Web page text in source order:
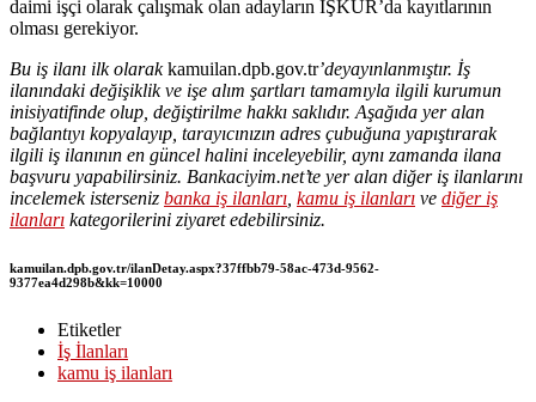
daimi işçi olarak çalışmak olan adayların İŞKUR’da kayıtlarının
olması gerekiyor.
Bu iş ilanı ilk olarakkamuilan.dpb.gov.tr’deyayınlanmıştır. İş
ilanındaki değişiklik ve işe alım şartları tamamıyla ilgili kurumun
inisiyatifinde olup, değiştirilme hakkı saklıdır. Aşağıda yer alan
bağlantıyı kopyalayıp, tarayıcınızın adres çubuğuna yapıştırarak
ilgili iş ilanının en güncel halini inceleyebilir, aynı zamanda ilana
başvuru yapabilirsiniz. Bankaciyim.net’te yer alan diğer iş ilanlarını
incelemek isterseniz banka iş ilanları kamu iş ilanları ve diğer iş
ilanları kategorilerini ziyaret edebilirsiniz.
kamuilan.dpb.gov.tr/ilanDetay.aspx?37ffbb79-58ac-473d-9562-
9377ea4d298b&kk=10000
Etiketler
İş İlanları
kamu iş ilanları